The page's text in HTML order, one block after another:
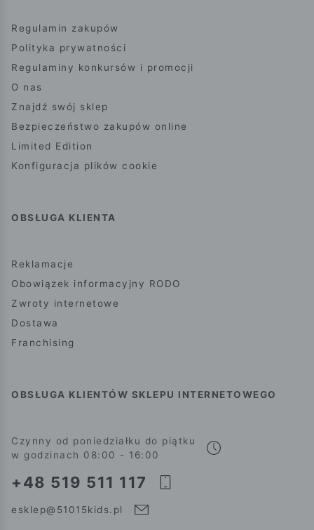
Regulamin zakupów
Polityka prywatności
Regulaminy konkursów i promocji
O nas
Znajdź swój sklep
Bezpieczeństwo zakupów online
Limited Edition
Konfiguracja plików cookie
OBSŁUGA KLIENTA
Reklamacje
Obowiązek informacyjny RODO
Zwroty internetowe
Dostawa
Franchising
OBSŁUGA KLIENTÓW SKLEPU INTERNETOWEGO
Czynny od poniedziałku do piątku
w godzinach 08:00 - 16:00
+48 519 511 117
esklep@51015kids.pl